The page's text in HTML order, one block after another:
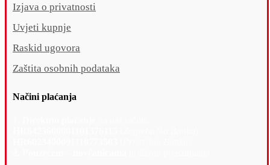
Izjava o privatnosti
Uvjeti kupnje
Raskid ugovora
Zaštita osobnih podataka
Načini plaćanja